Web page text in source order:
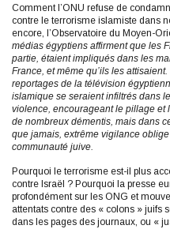
Comment l’ONU refuse de
contre le terrorisme islamiste dans
encore, l’Observatoire du Moyen-
médias égyptiens affirment que les
partie, étaient impliqués dans les
France, et même qu’ils les
reportages de la télévision
islamique se seraient infiltrés dans
violence, encourageant le pillage et
de nombreux démentis, mais dans
que jamais, extrême vigilance
communauté juive.
Pourquoi le terrorisme est-il plus
contre Israël ? Pourquoi la presse
profondément sur les ONG et
attentats contre des « colons » juifs
dans les pages des journaux, ou «